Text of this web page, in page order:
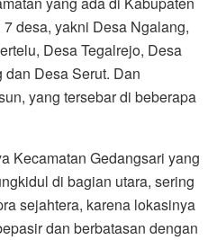
desa, yakni Desa Ngalang,
Desa Tegalrejo, Desa
Desa Serut. Dan
yang tersebar di beberapa
Kecamatan Gedangsari yang
di bagian utara, sering
sejahtera, karena lokasinya
dan berbatasan dengan